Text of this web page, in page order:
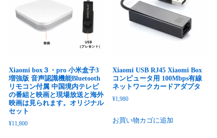
Xiaomi box３・pro 小米盒子3
増強版 音声認識機能Bluetooth
リモコン付属 中国境内テレビ
の番組と映画と現場放送と海外
映画は見られます。オリジナル
セット
¥11,800
Xiaomi USB RJ45 Xiaomi Box
コンピュータ用 100Mbps有線
ネットワークカードアダプタ
¥1,980
お買い物カゴに追加